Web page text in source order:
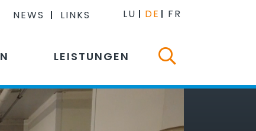
NEWS LINKS LU DE FR
LEISTUNGEN